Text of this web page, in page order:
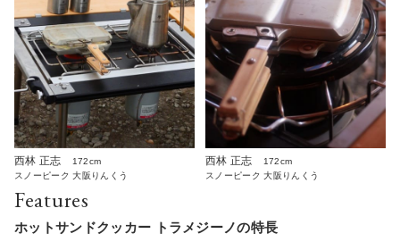
西林 正志
172cm
スノーピーク 大阪りんくう
西林 正志
172cm
スノーピーク 大阪りんくう
Features
ホットサンドクッカー トラメジーノの特長